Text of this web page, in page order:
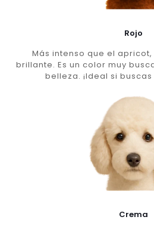
Rojo
Más intenso que el
brillante. Es un color muy
belleza. ¡Ideal si
Crema